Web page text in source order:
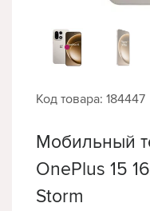
Код товара: 184447
Мобильный
OnePlus 15
Storm